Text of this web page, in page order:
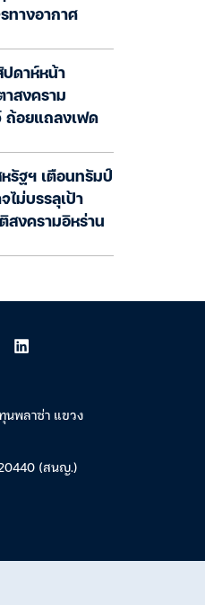
ทางอากาศ
ปดาห์หน้า
สงคราม
ถ้อยแถลงเฟด
รัฐฯ เตือนทรัมป์
ไม่บรรลุเป้า
สงครามอิหร่าน
นพลาซ่า แขวง
(สนญ.)